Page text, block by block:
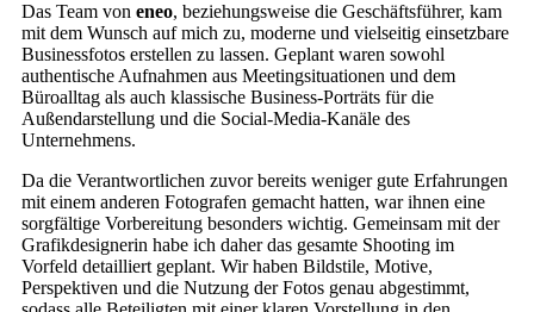
Das Team von eneo, beziehungsweise die Geschäftsführer, kam
mit dem Wunsch auf mich zu, moderne und vielseitig einsetzbare
Businessfotos erstellen zu lassen. Geplant waren sowohl
authentische Aufnahmen aus Meetingsituationen und dem
Büroalltag als auch klassische Business-Porträts für die
Außendarstellung und die Social-Media-Kanäle des
Unternehmens.
Da die Verantwortlichen zuvor bereits weniger gute Erfahrungen
mit einem anderen Fotografen gemacht hatten, war ihnen eine
sorgfältige Vorbereitung besonders wichtig. Gemeinsam mit der
Grafikdesignerin habe ich daher das gesamte Shooting im
Vorfeld detailliert geplant. Wir haben Bildstile, Motive,
Perspektiven und die Nutzung der Fotos genau abgestimmt,